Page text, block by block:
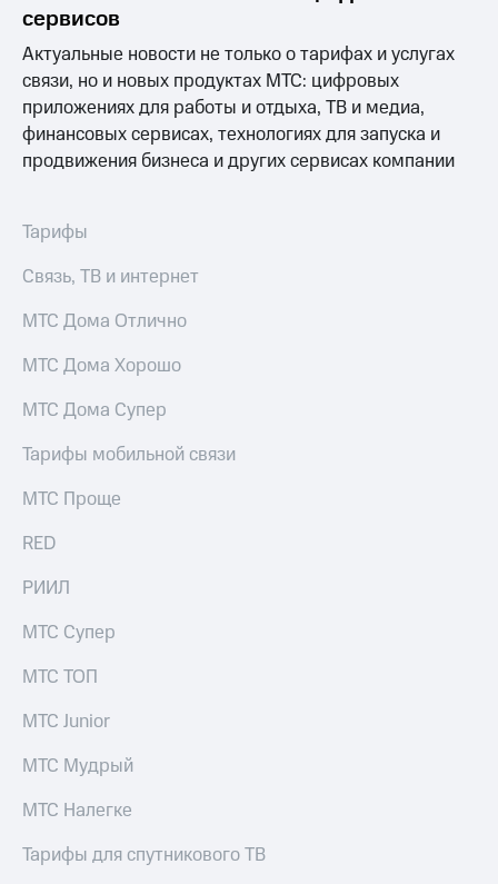
о технологиях
Достижения
Интервью
Новости
в
регионе
и акционерам
Корпоративное
управление
Корпоративный
Раскрытие
"МТС"
Собрания
акционеров
кабинет
акционера
Акционерный
капитал
и
Рынок
сервисов
Актуальные новости не только о тарифах и услугах
связи, но и новых продуктах МТС: цифровых
приложениях для работы и отдыха, ТВ и медиа,
финансовых сервисах, технологиях для запуска и
продвижения бизнеса и других сервисах компании
Тарифы
Связь, ТВ и интернет
МТС Дома Отлично
МТС Дома Хорошо
МТС Дома Супер
Тарифы мобильной связи
МТС Проще
RED
РИИЛ
МТС Супер
МТС ТОП
МТС Junior
МТС Мудрый
МТС Налегке
Тарифы для спутникового ТВ